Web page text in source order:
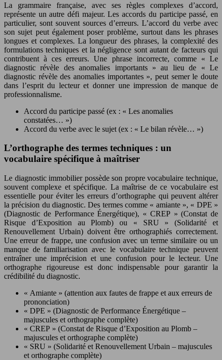
La grammaire française, avec ses règles complexes d’accord,
représente un autre défi majeur. Les accords du participe passé, en
particulier, sont souvent sources d’erreurs. L’accord du verbe avec
son sujet peut également poser problème, surtout dans les phrases
longues et complexes. La longueur des phrases, la complexité des
formulations techniques et la négligence sont autant de facteurs qui
contribuent à ces erreurs. Une phrase incorrecte, comme « Le
diagnostic révèle des anomalies importants » au lieu de « Le
diagnostic révèle des anomalies importantes », peut semer le doute
dans l’esprit du lecteur et donner une impression de manque de
professionnalisme.
Accord du participe passé (ex : « Les anomalies
constatées… »)
Accord du verbe avec le sujet (ex : « Le bilan révèle… »)
L’orthographe des termes techniques : un
vocabulaire spécifique à maîtriser
Le diagnostic immobilier possède son propre vocabulaire technique,
souvent complexe et spécifique. La maîtrise de ce vocabulaire est
essentielle pour éviter les erreurs d’orthographe qui peuvent altérer
la précision du diagnostic. Des termes comme « amiante », « DPE »
(Diagnostic de Performance Énergétique), « CREP » (Constat de
Risque d’Exposition au Plomb) ou « SRU » (Solidarité et
Renouvellement Urbain) doivent être orthographiés correctement.
Une erreur de frappe, une confusion avec un terme similaire ou un
manque de familiarisation avec le vocabulaire technique peuvent
entraîner une imprécision et une confusion pour le lecteur. Une
orthographe rigoureuse est donc indispensable pour garantir la
crédibilité du diagnostic.
« Amiante » (attention aux fautes de frappe et aux erreurs de
prononciation)
« DPE » (Diagnostic de Performance Énergétique –
majuscules et orthographe complète)
« CREP » (Constat de Risque d’Exposition au Plomb –
majuscules et orthographe complète)
« SRU » (Solidarité et Renouvellement Urbain – majuscules
et orthographe complète)